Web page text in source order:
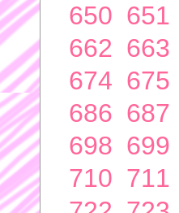
650 651
662 663
674 675
686 687
698 699
710 711